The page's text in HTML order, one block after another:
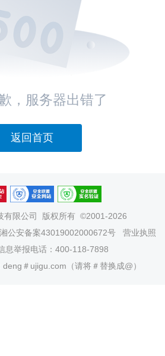
，服务器出错了
返回首页
有限公司
版权所有 ©2001-2026
湘公安备案43019002000672号
营业执照
息举报电话：400-118-7898
＃ujigu.com（请将＃替换成@）